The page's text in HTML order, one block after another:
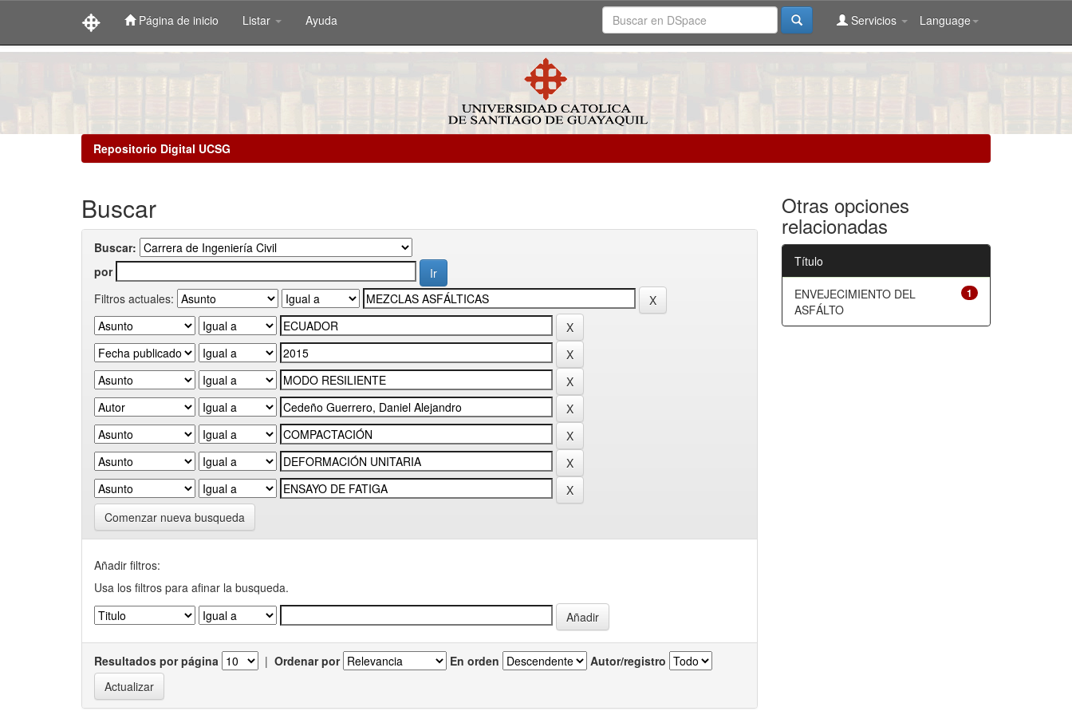
Página de inicio Listar Ayuda Language
Servicios
Repositorio Digital UCSG
Buscar
Buscar:
por
Filtros actuales:
Comenzar nueva busqueda
Añadir filtros:
Usa los filtros para afinar la busqueda.
Resultados por página | Ordenar por En orden Autor/registro
Otras opciones
relacionadas
Título
1
ENVEJECIMIENTO DEL
ASFÁLTO